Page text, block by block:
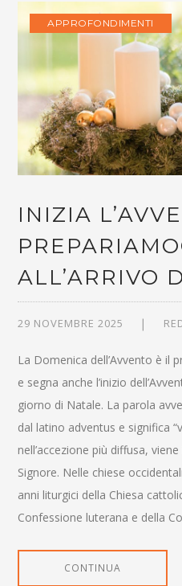
APPROFONDIMENTI
INIZIA
ALL’ARRIVO
29 NOVEMBRE 2025
La Domenica dell’Avvento è il
e segna anche l’inizio
giorno di Natale. La parola
dal latino adventus e significa
nell’accezione più diffusa,
Signore. Nelle chiese
anni liturgici della Chiesa
Confessione luterana e della
CONTINUA